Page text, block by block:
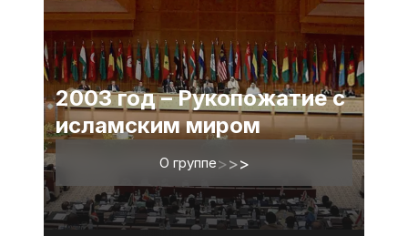
2003 год – Рукопожатие с
исламским миром
О группе>>>